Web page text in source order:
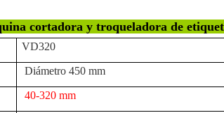
cortadora y troqueladora de
VD320
Diámetro 450 mm
40-320 mm